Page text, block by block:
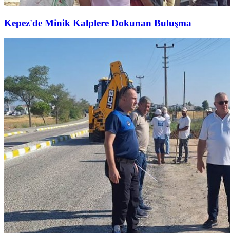
Kepez'de Minik Kalplere Dokunan Buluşma